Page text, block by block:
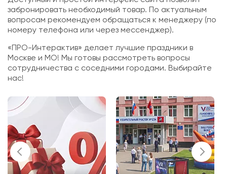
забронировать необходимый товар. По актуальным
вопросам рекомендуем обращаться к менеджеру (по
номеру телефона или через мессенджер).
«ПРО-Интерактив» делает лучшие праздники в
Москве и МО! Мы готовы рассмотреть вопросы
сотрудничества с соседними городами. Выбирайте
нас!